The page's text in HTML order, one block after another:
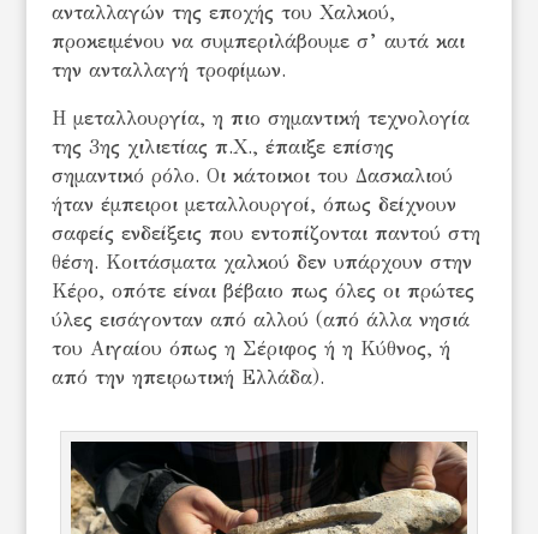
ανταλλαγών της εποχής του Χαλκού,
προκειμένου να συμπεριλάβουμε σ’ αυτά και
την ανταλλαγή τροφίμων.
Η μεταλλουργία, η πιο σημαντική τεχνολογία
της 3ης χιλιετίας π.Χ., έπαιξε επίσης
σημαντικό ρόλο. Οι κάτοικοι του Δασκαλιού
ήταν έμπειροι μεταλλουργοί, όπως δείχνουν
σαφείς ενδείξεις που εντοπίζονται παντού στη
θέση. Κοιτάσματα χαλκού δεν υπάρχουν στην
Κέρο, οπότε είναι βέβαιο πως όλες οι πρώτες
ύλες εισάγονταν από αλλού (από άλλα νησιά
του Αιγαίου όπως η Σέριφος ή η Κύθνος, ή
από την ηπειρωτική Ελλάδα).